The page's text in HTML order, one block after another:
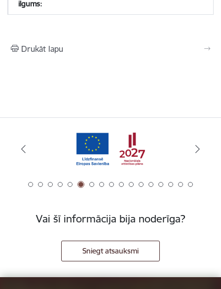
Drukāt lapu
Vai šī informācija bija noderīga?
Sniegt atsauksmi